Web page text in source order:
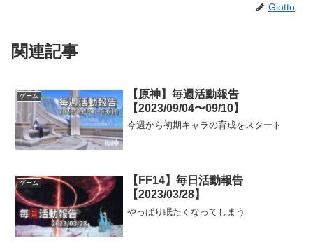
Giotto
関連記事
ゲーム
【原神】毎週活動報告
【2023/09/04〜09/10】
今週から初期キャラの育成をスタート
ゲーム
【FF14】毎日活動報告
【2023/03/28】
やっぱり眠たくなってしまう